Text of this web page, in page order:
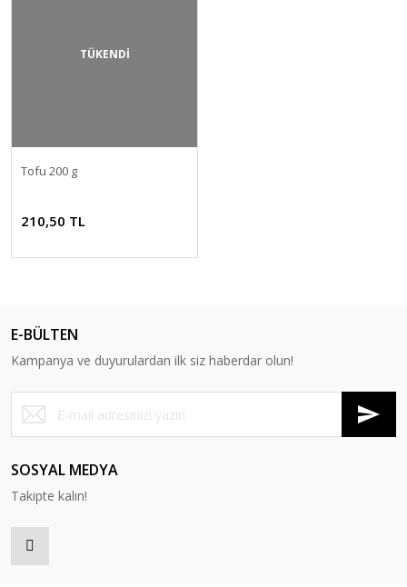
TÜKENDİ
Tofu 200 g
210,50 TL
E-BÜLTEN
Kampanya ve duyurulardan ilk siz haberdar olun!
SOSYAL MEDYA
Takipte kalın!